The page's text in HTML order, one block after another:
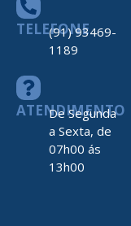
TELEFONE
(91) 93469-
1189
ATENDIMENTO
De Segunda
a Sexta, de
07h00 ás
13h00